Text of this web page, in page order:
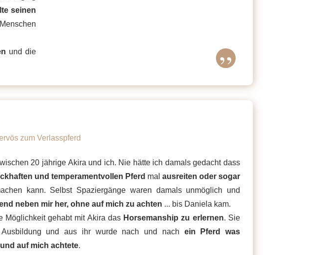
seinen
und die
”
zum Verlasspferd
20 jährige Akira und ich. Nie hätte ich damals gedacht dass
und temperamentvollen Pferd mal ausreiten oder sogar
kann. Selbst Spaziergänge waren damals unmöglich und
neben mir her, ohne auf mich zu achten ... bis Daniela kam.
Möglichkeit gehabt mit Akira das Horsemanship zu erlernen. Sie
und aus ihr wurde nach und nach ein Pferd was
auf mich achtete.